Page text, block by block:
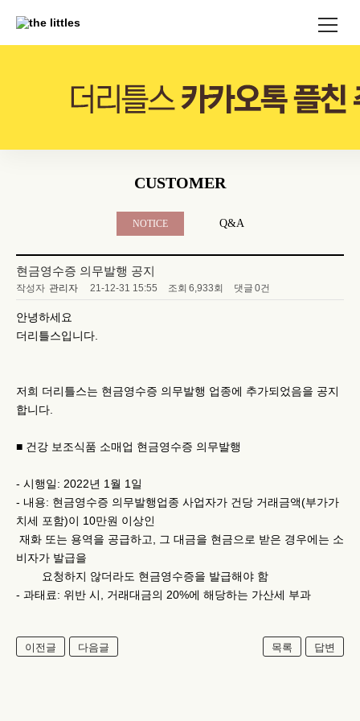
CUSTOMER
NOTICE Q&A
현금영수증 의무발행 공지
작성자 관리자 21-12-31 15:55 조회 6,933회 댓글 0건
안녕하세요
더리틀스입니다.
저희 더리틀스는 현금영수증 의무발행 업종에 추가되었음을 공지
합니다.
■ 건강 보조식품 소매업 현금영수증 의무발행
- 시행일: 2022년 1월 1일
- 내용: 현금영수증 의무발행업종 사업자가 건당 거래금액(부가가
치세 포함)이 10만원 이상인
재화 또는 용역을 공급하고, 그 대금을 현금으로 받은 경우에는 소
비자가 발급을
요청하지 않더라도 현금영수증을 발급해야 함
- 과태료: 위반 시, 거래대금의 20%에 해당하는 가산세 부과
이전글 다음글 목록 답변